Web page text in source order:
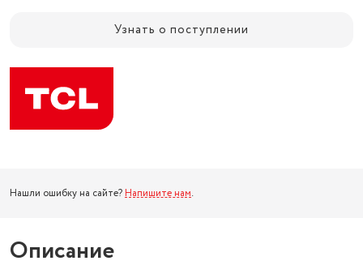
Узнать о поступлении
Нашли ошибку на сайте? Напишите нам.
Описание